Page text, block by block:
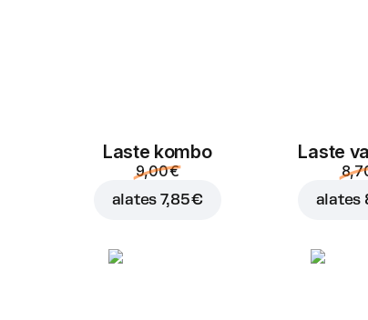
Laste kombo
9,00 €
alates 7,85 €
Laste
alates